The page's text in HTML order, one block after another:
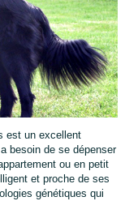
est un excellent
besoin de se dépenser
ou en petit
et proche de ses
génétiques qui